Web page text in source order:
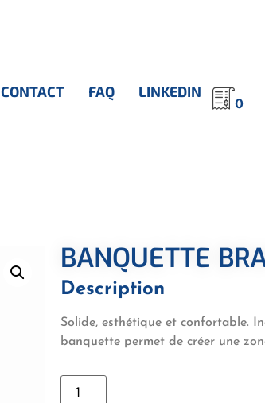
CONTACT FAQ LINKEDIN
0
BANQUETTE
Description
Solide, esthétique et confortable.
banquette permet de créer une